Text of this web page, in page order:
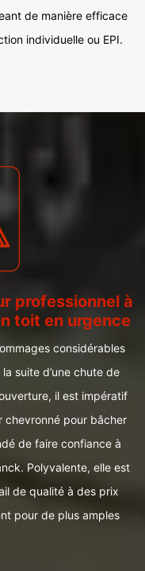
de manière efficace
individuelle ou EPI.
professionnel à
toit en urgence
considérables
suite d’une chute de
il est impératif
chevronné pour bâcher
de faire confiance à
Polyvalente, elle est
de qualité à des prix
pour de plus amples